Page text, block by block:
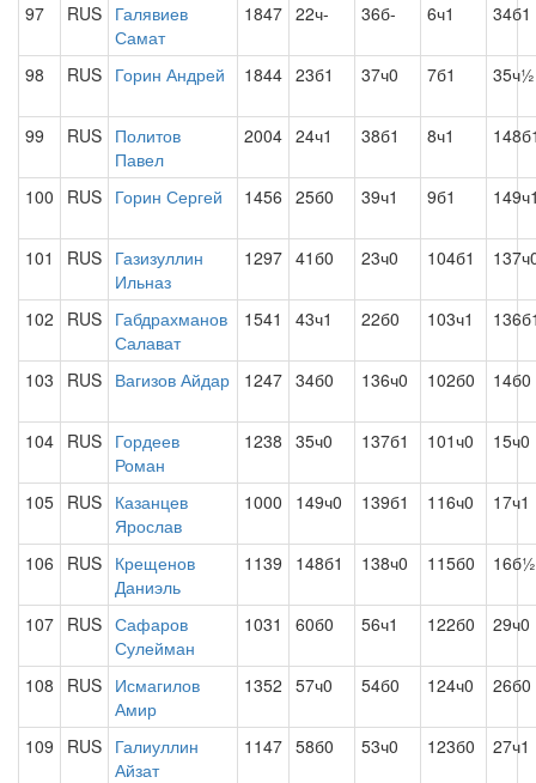
97 RUS Галявиев
Самат
1847 22ч- 36б- 6ч1 34б1
98 RUS Горин Андрей 1844 23б1 37ч0 7б1 35ч½
99 RUS Политов
Павел
2004 24ч1 38б1 8ч1
100 RUS Горин Сергей 1456 25б0 39ч1 9б1
101 RUS Газизуллин
Ильназ
1297 41б0 23ч0 104б1
102 RUS Габдрахманов
Салават
1541 43ч1 22б0 103ч1
103 RUS Вагизов Айдар 1247 34б0 136ч0 102б0 14б0
104 RUS Гордеев
Роман
1238 35ч0 137б1 101ч0 15ч0
105 RUS Казанцев
Ярослав
1000 149ч0 139б1 116ч0 17ч1
106 RUS Крещенов
Даниэль
1139 148б1 138ч0 115б0 16б½
107 RUS Сафаров
Сулейман
1031 60б0 56ч1 122б0 29ч0
108 RUS Исмагилов
Амир
1352 57ч0 54б0 124ч0 26б0
109 RUS Галиуллин
Айзат
1147 58б0 53ч0 123б0 27ч1